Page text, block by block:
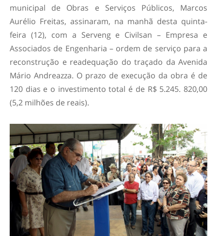
municipal de Obras e Serviços Públicos, Marcos
Aurélio Freitas, assinaram, na manhã desta quinta-
feira (12), com a Serveng e Civilsan – Empresa e
Associados de Engenharia – ordem de serviço para a
reconstrução e readequação do traçado da Avenida
Mário Andreazza. O prazo de execução da obra é de
120 dias e o investimento total é de R$ 5.245. 820,00
(5,2 milhões de reais).